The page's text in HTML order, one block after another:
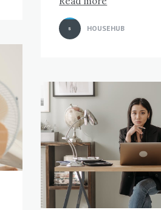
HOUSEHUB